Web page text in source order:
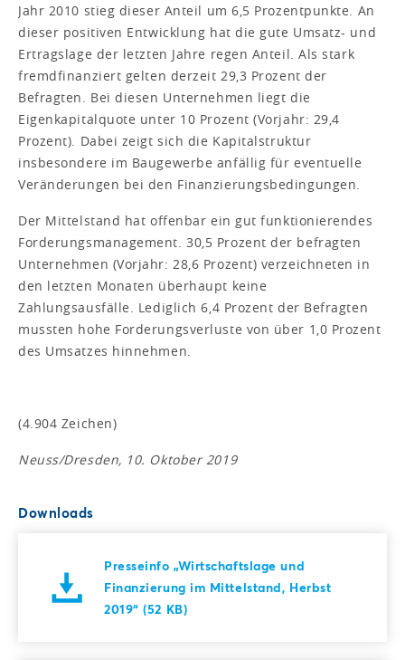
Jahr 2010 stieg dieser Anteil um 6,5 Prozentpunkte. An
dieser positiven Entwicklung hat die gute Umsatz- und
Ertragslage der letzten Jahre regen Anteil. Als stark
fremdfinanziert gelten derzeit 29,3 Prozent der
Befragten. Bei diesen Unternehmen liegt die
Eigenkapitalquote unter 10 Prozent (Vorjahr: 29,4
Prozent). Dabei zeigt sich die Kapitalstruktur
insbesondere im Baugewerbe anfällig für eventuelle
Veränderungen bei den Finanzierungsbedingungen.
Der Mittelstand hat offenbar ein gut funktionierendes
Forderungsmanagement. 30,5 Prozent der befragten
Unternehmen (Vorjahr: 28,6 Prozent) verzeichneten in
den letzten Monaten überhaupt keine
Zahlungsausfälle. Lediglich 6,4 Prozent der Befragten
mussten hohe Forderungsverluste von über 1,0 Prozent
des Umsatzes hinnehmen.
(4.904 Zeichen)
Neuss/Dresden, 10. Oktober 2019
Downloads
Presseinfo „Wirtschaftslage und
Finanzierung im Mittelstand, Herbst
2019“ (52 KB)